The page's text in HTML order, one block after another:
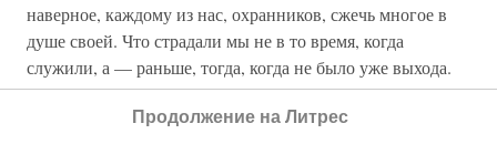
наверное, каждому из нас, охранников, сжечь многое в
душе своей. Что страдали мы не в то время, когда
служили, а — раньше, тогда, когда не было уже выхода.
Что общество, которое сейчас бросает в нас грязью, не
поддержало нас, не протянуло нам руки помощи и тогда.
Продолжение на Литрес